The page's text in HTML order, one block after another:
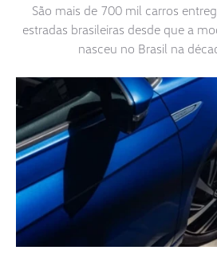
São mais de 700 mil carros
estradas brasileiras desde que a
nasceu no Brasil na